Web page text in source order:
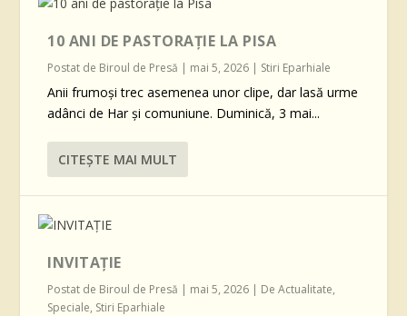
10 ANI DE PASTORAȚIE LA PISA
Postat de Biroul de Presă | mai 5, 2026 | Stiri Eparhiale
Anii frumoși trec asemenea unor clipe, dar lasă urme
adânci de Har și comuniune. Duminică, 3 mai...
CITEŞTE MAI MULT
INVITAȚIE
Postat de Biroul de Presă | mai 5, 2026 | De Actualitate,
Speciale, Stiri Eparhiale